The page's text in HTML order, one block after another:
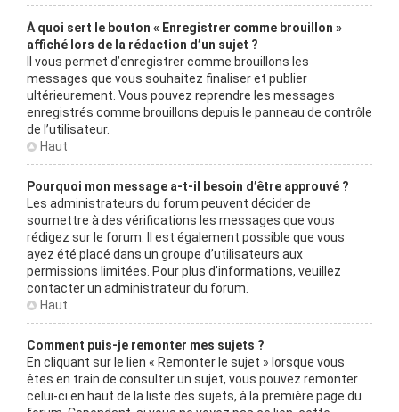
À quoi sert le bouton « Enregistrer comme brouillon »
affiché lors de la rédaction d’un sujet ?
Il vous permet d’enregistrer comme brouillons les
messages que vous souhaitez finaliser et publier
ultérieurement. Vous pouvez reprendre les messages
enregistrés comme brouillons depuis le panneau de contrôle
de l’utilisateur.
Haut
Pourquoi mon message a-t-il besoin d’être approuvé ?
Les administrateurs du forum peuvent décider de
soumettre à des vérifications les messages que vous
rédigez sur le forum. Il est également possible que vous
ayez été placé dans un groupe d’utilisateurs aux
permissions limitées. Pour plus d’informations, veuillez
contacter un administrateur du forum.
Haut
Comment puis-je remonter mes sujets ?
En cliquant sur le lien « Remonter le sujet » lorsque vous
êtes en train de consulter un sujet, vous pouvez remonter
celui-ci en haut de la liste des sujets, à la première page du